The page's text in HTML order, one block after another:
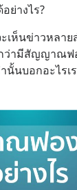
ย่างไร?
เห็นข่าวหลา
ว่ามีสัญญาณฟ
นั้นบอกอะไรเ